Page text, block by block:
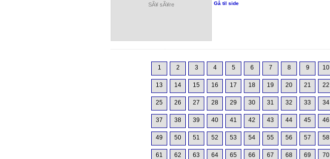
SÃ¥ sÃ¥re
Gå til side
1 2 3 4 5 6 7 8 9 10
13 14 15 16 17 18 19 20 21 22
25 26 27 28 29 30 31 32 33 34
37 38 39 40 41 42 43 44 45 46
49 50 51 52 53 54 55 56 57 58
61 62 63 64 65 66 67 68 69 70